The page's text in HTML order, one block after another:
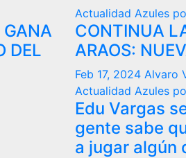
GANA
DEL
Actualidad Azules
CONTINUA
ARAOS:
Feb 17, 2024 Alvaro
Actualidad Azules
Edu Vargas
gente sabe
a jugar algún